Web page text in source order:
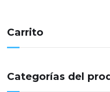
Carrito
Categorías del